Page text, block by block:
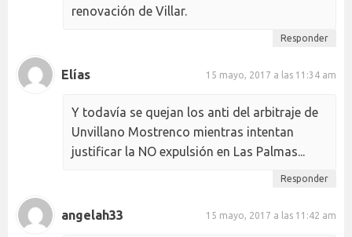
renovación de Villar.
Responder
Elías 15 mayo, 2017 a las 11:34 am
Y todavía se quejan los anti del arbitraje de
Unvillano Mostrenco mientras intentan
justificar la NO expulsión en Las Palmas...
Responder
angelah33 15 mayo, 2017 a las 11:42 am